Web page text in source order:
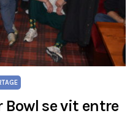
Bowl se vit entre